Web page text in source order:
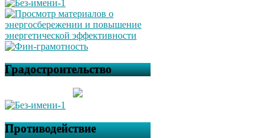
Градостроительство
Противодействие